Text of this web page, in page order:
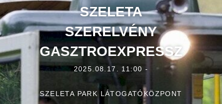
SZOLGÁLTATÁSOK
PROGRAMOK
HÍREK
RÓLUNK
SZELETA
SZERELVÉNY
GASZTROEXPRESSZ
2025.08.17. 11:00 -
SZELETA PARK LÁTOGATÓKÖZPONT